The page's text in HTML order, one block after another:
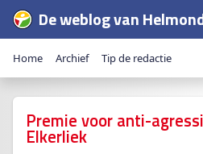
De weblog van
Home Archief Tip de redactie
Premie voor anti-
Elkerliek